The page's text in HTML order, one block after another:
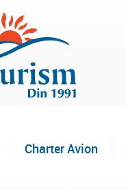
Charter Avion